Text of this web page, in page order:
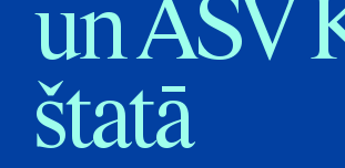
un ASV
štatā